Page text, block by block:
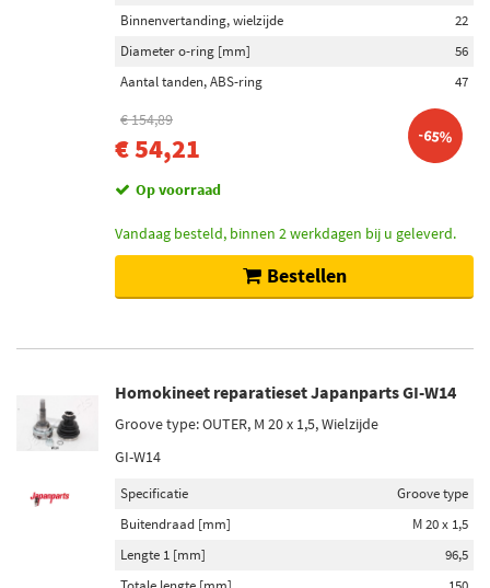
Binnenvertanding, wielzijde
22
Diameter o-ring [mm]
56
Aantal tanden, ABS-ring
47
€ 154,89
€ 54,21 -65%
Op voorraad
Vandaag besteld, binnen 2 werkdagen bij u geleverd.
Bestellen
Homokineet reparatieset Japanparts GI-W14
Groove type: OUTER, M 20 x 1,5, Wielzijde
GI-W14
Specificatie
Groove type
Buitendraad [mm]
M 20 x 1,5
Lengte 1 [mm]
96,5